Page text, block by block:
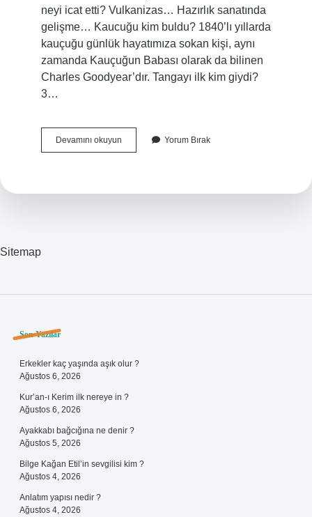
neyi icat etti? Vulkanizas… Hazırlık sanatında
gelişme… Kaucuğu kim buldu? 1840’lı yıllarda
kauçuğu günlük hayatımıza sokan kişi, aynı
zamanda Kauçuğun Babası olarak da bilinen
Charles Goodyear’dır. Tangayı ilk kim giydi?
3…
Devamını okuyunCrobu
Kim
Yorum Bırak
Sitemap
Sidebar
Son Yazılar
Erkekler kaç yaşında aşık olur ?
Ağustos 6, 2026
Kur’an-ı Kerim ilk nereye in ?
Ağustos 6, 2026
Ayakkabı bağcığına ne denir ?
Ağustos 5, 2026
Bilge Kağan Etil’in sevgilisi kim ?
Ağustos 4, 2026
Anlatım yapısı nedir ?
Ağustos 4, 2026